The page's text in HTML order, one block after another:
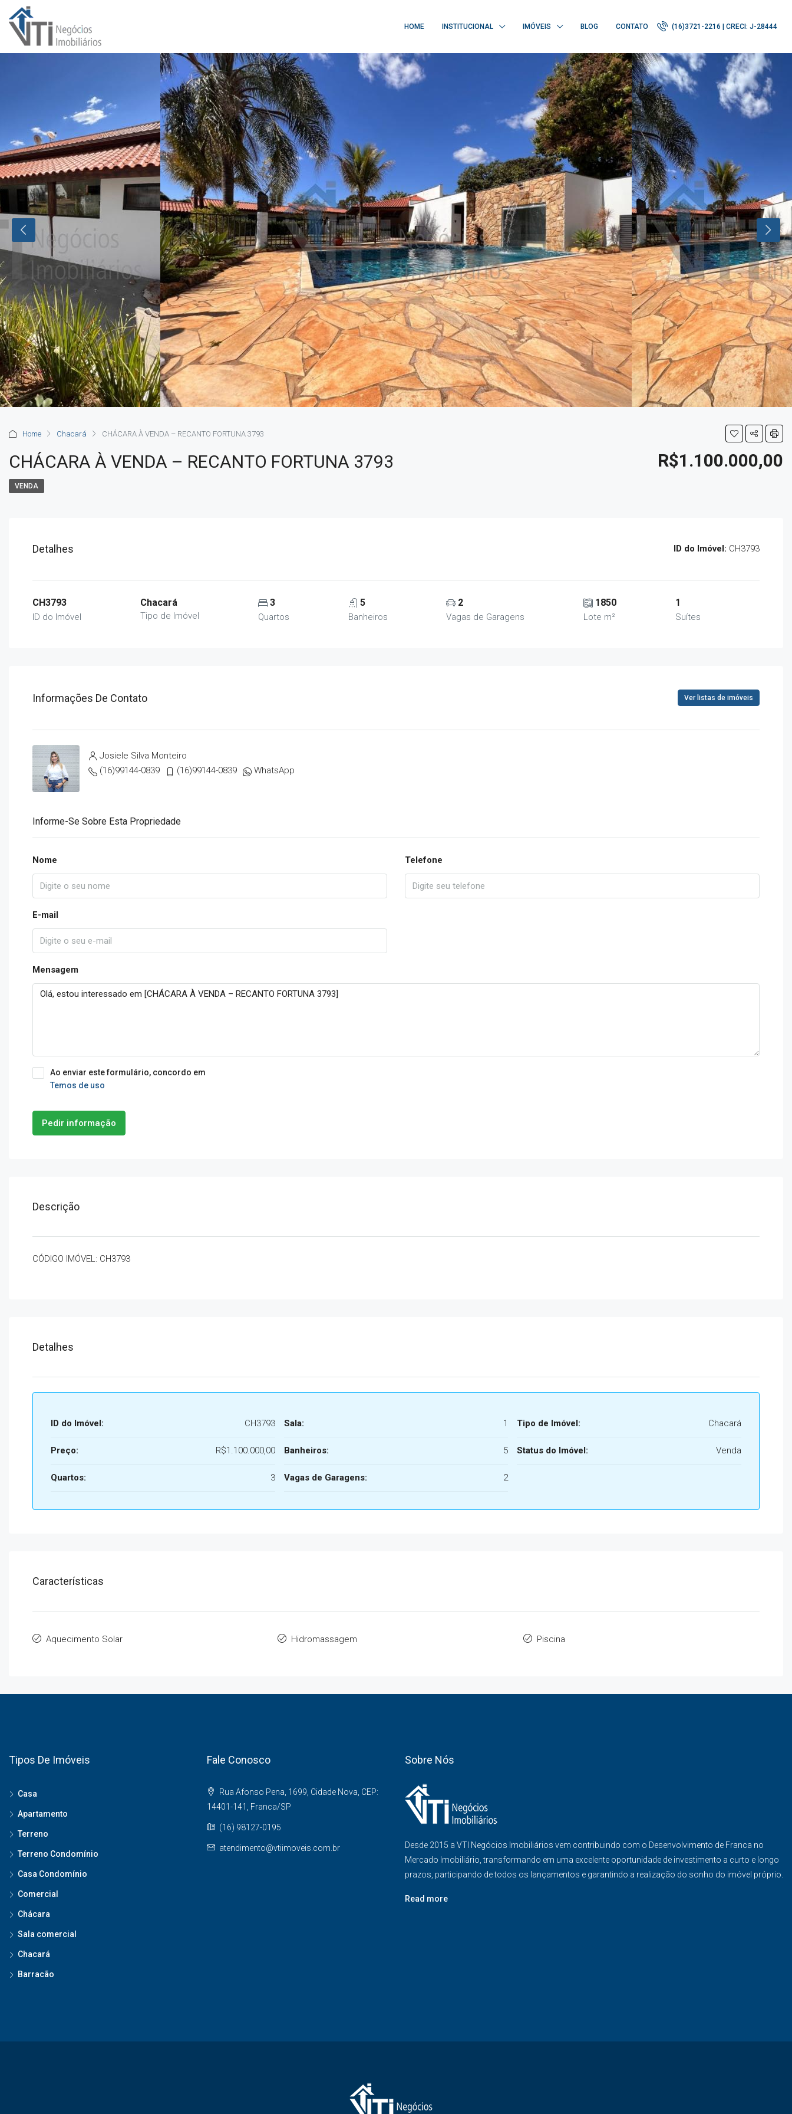
HOME INSTITUCIONAL IMÓVEIS BLOG CONTATO (16)3721-2216 | CRECI: J-28444
Home Chacará CHÁCARA À VENDA – RECANTO FORTUNA 3793
CHÁCARA À VENDA – RECANTO FORTUNA 3793 R$1.100.000,00
VENDA
Detalhes ID do Imóvel: CH3793
CH3793
ID do Imóvel
Chacará
Tipo de Imóvel
3
Quartos
5
Banheiros
2
Vagas de Garagens
1850
Lote m²
1
Suítes
Informações De Contato Ver listas de imóveis
Josiele Silva Monteiro
(16)99144-0839
(16)99144-0839 WhatsApp
Informe-Se Sobre Esta Propriedade
Nome Telefone
E-mail
Mensagem
Ao enviar este formulário, concordo em
Temos de uso
Pedir informação
Descrição
CÓDIGO IMÓVEL: CH3793
Detalhes
ID do Imóvel: CH3793
Preço: R$1.100.000,00
Quartos: 3
Sala: 1
Banheiros: 5
Vagas de Garagens: 2
Tipo de Imóvel: Chacará
Status do Imóvel: Venda
Características
Aquecimento Solar Hidromassagem Piscina
Tipos De Imóveis
Casa
Apartamento
Terreno
Terreno Condomínio
Casa Condomínio
Comercial
Chácara
Sala comercial
Chacará
Barracão
Fale Conosco
Rua Afonso Pena, 1699, Cidade Nova, CEP:
14401-141, Franca/SP
(16) 98127-0195
atendimento@vtiimoveis.com.br
Sobre Nós
Desde 2015 a VTI Negócios Imobiliários vem contribuindo com o Desenvolvimento de Franca no
Mercado Imobiliário, transformando em uma excelente oportunidade de investimento a curto e longo
prazos, participando de todos os lançamentos e garantindo a realização do sonho do imóvel próprio.
Read more